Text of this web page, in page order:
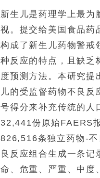
新生儿是药理学上最为
视。提交给美国食品药
构成了新生儿药物警戒
种反应的特点，且缺乏
度预测方法。本研究提
儿的受监督药物不良
号得分来补充传统的人
32,441份原始FAERS
826,516条独立药物-不
良反应组合生成一条
命、危重、严重、中度